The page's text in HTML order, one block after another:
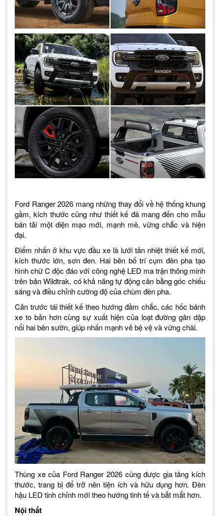
Ford Ranger 2026 mang những thay đổi về hệ thống khung
gầm, kích thước cũng như thiết kế đã mang đến cho mẫu
bán tải một diện mạo mới, mạnh mẽ, vững chắc và hiện
đại.
Điểm nhấn ở khu vực đầu xe là lưới tản nhiệt thiết kế mới,
kích thước lớn, sơn đen. Hai bên bố trí cụm đèn pha tạo
hình chữ C độc đáo với công nghệ LED ma trận thông minh
trên bản Wildtrak, có khả năng tự động cân bằng góc chiếu
sáng và điều chỉnh cường độ của chùm đèn pha.
Cản trước tái thiết kế theo hướng đầm chắc, các hốc bánh
xe to bản hơn cùng sự xuất hiện của loạt đường gân dập
nổi hai bên sườn, giúp nhấn mạnh vẻ bệ vệ và vững chãi.
Thùng xe của Ford Ranger 2026 cũng được gia tăng kích
thước, trang bị để trở nên tiện ích và hữu dụng hơn. Đèn
hậu LED tinh chỉnh mới theo hướng tinh tế và bắt mắt hơn.
Nội thất